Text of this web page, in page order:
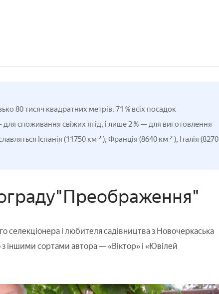
80 тисяч квадратних метрів. 71 % всіх посадок
споживання свіжих ягід, і лише 2 % — для виготовлення
Іспанія (11750 км ²), Франція (8640 км ²), Італія (8270
і любителя садівництва з Новочеркаська
з іншими сортами автора — «Віктор» і «Ювілей